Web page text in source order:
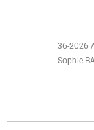
- Agence
- - Billetterie
- - Médiathèque
36-2026
Sophie